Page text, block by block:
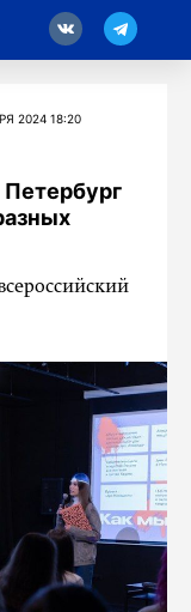
2024 18:20